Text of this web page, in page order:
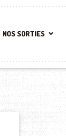
NOS SORTIES